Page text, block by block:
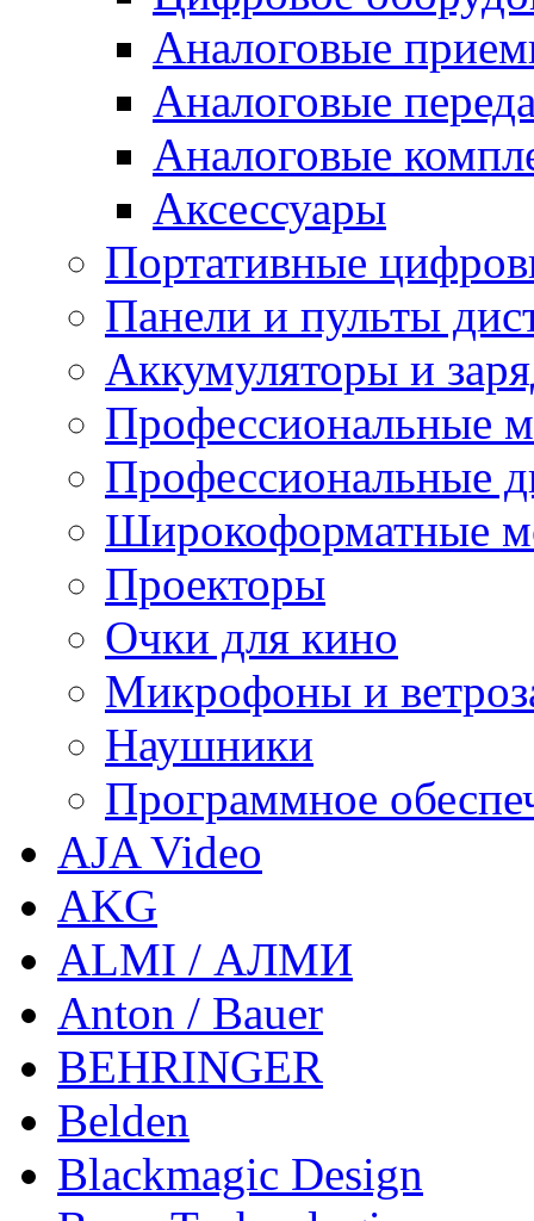
Аналоговые
Аналоговые
Аналоговые
Аксессуары
Портативные
Панели и пульты
Аккумуляторы и
Профессиональные
Профессиональные
Широкоформатные
Проекторы
Очки для кино
Микрофоны и
Наушники
Программное
AJA Video
AKG
ALMI / АЛМИ
Anton / Bauer
BEHRINGER
Belden
Blackmagic Design